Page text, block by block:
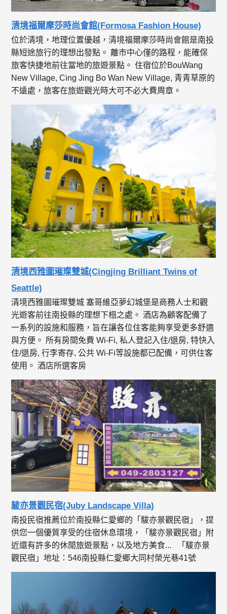
清境福爾摩莎時尚會館(Formosa Fashion House)
位於清境，地理位置優越，清境福爾摩莎時尚會館是南投
縣短途旅行的理想出發點。 離市中心僅的路程，能確保
旅客快捷地前往當地的旅遊景點。 住宿位於BouWang
New Village, Cing Jing Bo Wan New Village, 青青草原的
不遠處，旅客在旅遊觀光時大可不必大費周章。
清境西雅圖璀璨雙城(Cingjing Brilliant Twins of
Seattle)
清境西雅圖璀璨雙城 塞哥維亞夢幻城堡是商務人士和觀
光遊客前往南投縣的理想下榻之處。 酒店為顧客配備了
一系列的設施和服務，旨在讓各位住客能夠享受更多舒適
與方便。 所有房間免費 Wi-Fi, 私人登記入住/退房, 特快入
住/退房, 行李寄存, 公共 Wi-Fi等設施都已配備，可供住客
使用。 酒店所選客房
駿亦景觀民宿(Juby Landscape Villa)
南投民宿推薦位於南投縣仁愛鄉的「駿亦景觀民宿」，提
供您一個優質享受的住宿休息環境，「駿亦景觀民宿」附
近還有許多的休閒旅遊景點，以及地方美食... 「駿亦景
觀民宿」地址：546南投縣仁愛鄉大同村榮光巷41號